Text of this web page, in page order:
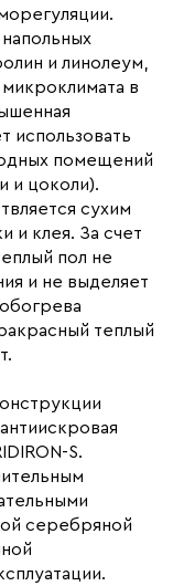
Сухой монтаж
+90
500
2x5,5
Южная Корея
50
и линолеум,
в
использовать
помещений
и цоколи).
сухим
и клея. За счет
пол не
и не выделяет
теплый
S.
серебряной